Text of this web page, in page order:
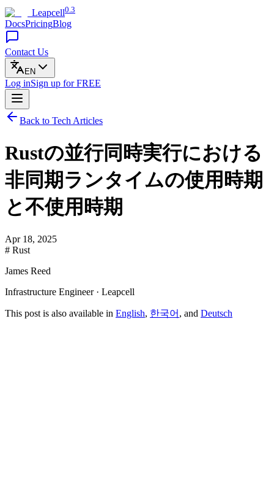
Leapcell0.3
DocsPricingBlog
Contact Us
EN
Log inSign up for FREE
Back to Tech Articles
Rustの並行同時実行における
非同期ランタイムの使用時期
と不使用時期
Apr 18, 2025
# Rust
James Reed
Infrastructure Engineer · Leapcell
This post is also available in English, 한국어 , and Deutsch